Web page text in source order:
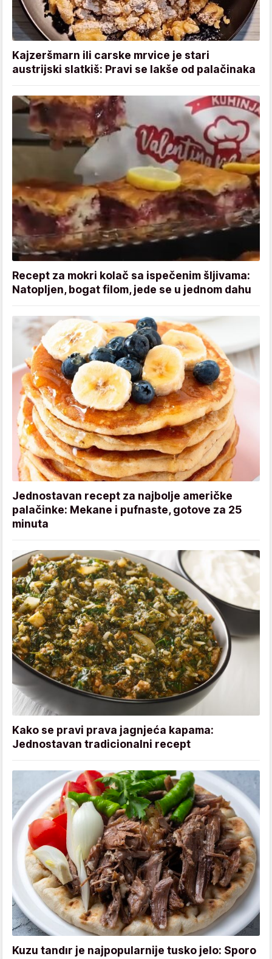
Kajzeršmarn ili carske mrvice je stari
austrijski slatkiš: Pravi se lakše od palačinaka
Recept za mokri kolač sa ispečenim šljivama:
Natopljen, bogat filom, jede se u jednom dahu
Jednostavan recept za najbolje američke
palačinke: Mekane i pufnaste, gotove za 25
minuta
Kako se pravi prava jagnjeća kapama:
Jednostavan tradicionalni recept
Kuzu tandır je najpopularnije tusko jelo: Sporo